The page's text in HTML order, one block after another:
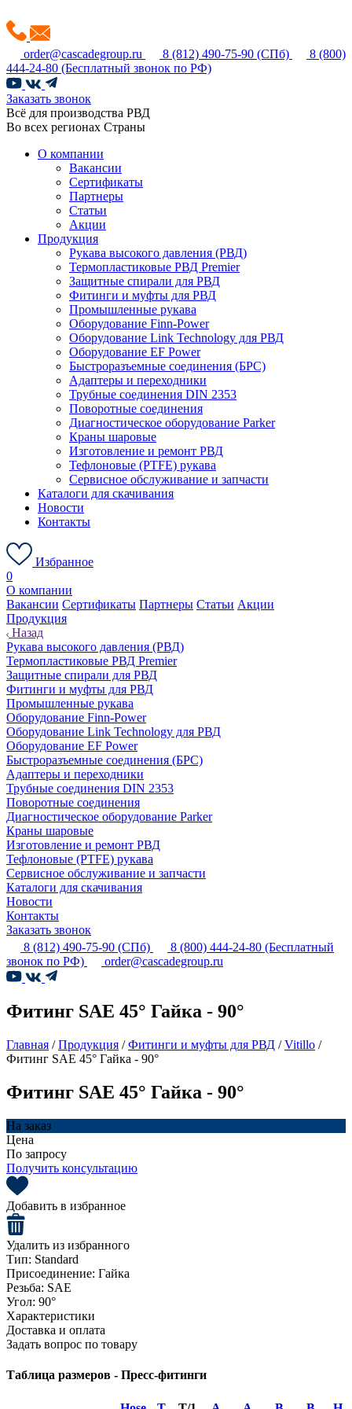
order@cascadegroup.ru 8 (812) 490-75-90 (СПб)
8 (800)
444-24-80 (Бесплатный звонок по РФ)
Заказать звонок
Всё для производства РВД
Во всех регионах Страны
О компании
Вакансии
Сертификаты
Партнеры
Статьи
Акции
Продукция
Рукава высокого давления (РВД)
Термопластиковые РВД Premier
Защитные спирали для РВД
Фитинги и муфты для РВД
Промышленные рукава
Оборудование Finn-Power
Оборудование Link Technology для РВД
Оборудование EF Power
Быстроразъемные соединения (БРС)
Адаптеры и переходники
Трубные соединения DIN 2353
Поворотные соединения
Диагностическое оборудование Parker
Краны шаровые
Изготовление и ремонт РВД
Тефлоновые (PTFE) рукава
Сервисное обслуживание и запчасти
Каталоги для скачивания
Новости
Контакты
Избранное
0
О компании
Вакансии Сертификаты Партнеры Статьи Акции
Продукция
Назад
Рукава высокого давления (РВД)
Термопластиковые РВД Premier
Защитные спирали для РВД
Фитинги и муфты для РВД
Промышленные рукава
Оборудование Finn-Power
Оборудование Link Technology для РВД
Оборудование EF Power
Быстроразъемные соединения (БРС)
Адаптеры и переходники
Трубные соединения DIN 2353
Поворотные соединения
Диагностическое оборудование Parker
Краны шаровые
Изготовление и ремонт РВД
Тефлоновые (PTFE) рукава
Сервисное обслуживание и запчасти
Каталоги для скачивания
Новости
Контакты
Заказать звонок
8 (812) 490-75-90 (СПб) 8 (800) 444-24-80 (Бесплатный
звонок по РФ)
order@cascadegroup.ru
Фитинг SAE 45° Гайка - 90°
Главная /Продукция /Фитинги и муфты для РВД /Vitillo /
Фитинг SAE 45° Гайка - 90°
Фитинг SAE 45° Гайка - 90°
На заказ
Цена
По запросу
Получить консультацию
Добавить в избранное
Удалить из избранного
Тип: Standard
Присоединение: Гайка
Резьба: SAE
Угол: 90°
Характеристики
Доставка и оплата
Задать вопрос по товару
Таблица размеров - Пресс-фитинги